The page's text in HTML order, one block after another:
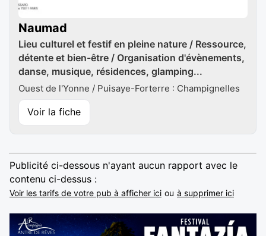
Naumad
Lieu culturel et festif en pleine nature / Ressource,
détente et bien-être / Organisation d'évènements,
danse, musique, résidences, glamping...
Ouest de l'Yonne / Puisaye-Forterre : Champignelles
Voir la fiche
Publicité ci-dessous n'ayant aucun rapport avec le
contenu ci-dessus :
Voir les tarifs de votre pub à afficher ici ou à supprimer ici